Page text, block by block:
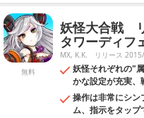
無料
妖怪大合戦
タワーディフ
MX, K.K. リリース
妖怪それぞれの"
かな設定が充実、
操作は非常にシン
ム、指示をタップ